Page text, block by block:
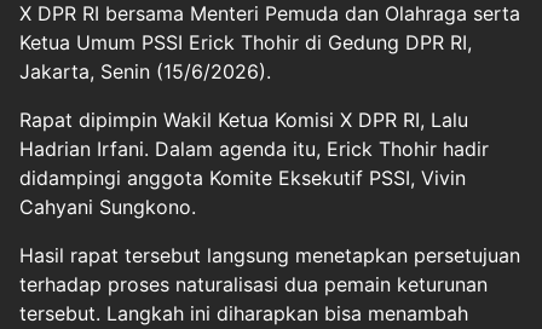
X DPR RI bersama Menteri Pemuda dan Olahraga serta
Ketua Umum PSSI Erick Thohir di Gedung DPR RI,
Jakarta, Senin (15/6/2026).
Rapat dipimpin Wakil Ketua Komisi X DPR RI, Lalu
Hadrian Irfani. Dalam agenda itu, Erick Thohir hadir
didampingi anggota Komite Eksekutif PSSI, Vivin
Cahyani Sungkono.
Hasil rapat tersebut langsung menetapkan persetujuan
terhadap proses naturalisasi dua pemain keturunan
tersebut. Langkah ini diharapkan bisa menambah